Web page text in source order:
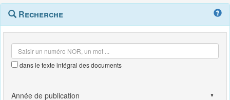
Navigation
outils
Menu
contextuel
Recherche
dans le texte intégral des documents